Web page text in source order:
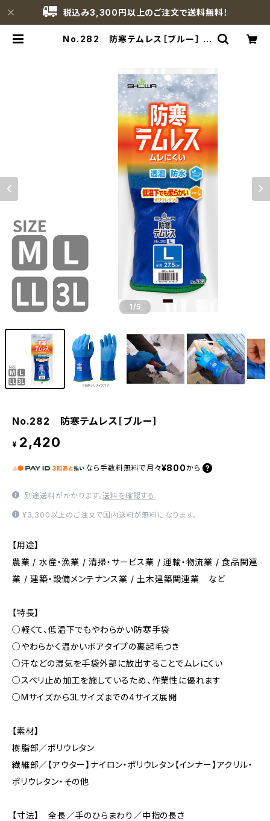
税込み3,300円以上のご注文で送料無料！
No.282 防寒テムレス［ブルー］ |
1/5
No.282 防寒テムレス［ブルー］
¥ 2,420
なら 手数料無料で 月々¥800 から
別途送料がかかります。送料を確認する
¥3,300以上のご注文で国内送料が無料になります。
【用途】
農業 / 水産・漁業 / 清掃・サービス業 / 運輸・物流業 / 食品関連
業 / 建築・設備メンテナンス業 / 土木建築関連業 など
【特長】
○軽くて、低温下でもやわらかい防寒手袋
○やわらかく温かいボアタイプの裏起毛つき
○汗などの湿気を手袋外部に放出することでムレにくい
○スベリ止め加工を施しているため、作業性に優れます
○Mサイズから3Lサイズまでの4サイズ展開
【素材】
樹脂部／ポリウレタン
繊維部／【アウター】ナイロン・ポリウレタン【インナー】アクリル・
ポリウレタン・その他
【寸法】 全長／手のひらまわり／中指の長さ